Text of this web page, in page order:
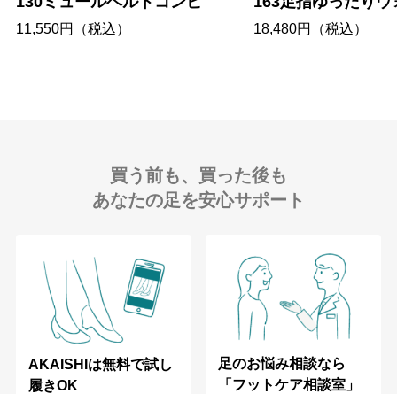
11,550円（税込） 18,480円（税込）
買う前も、買った後も
あなたの足を安心サポート
AKAISHIは無料で試し
履きOK
足のお悩み相談なら
「フットケア相談室」